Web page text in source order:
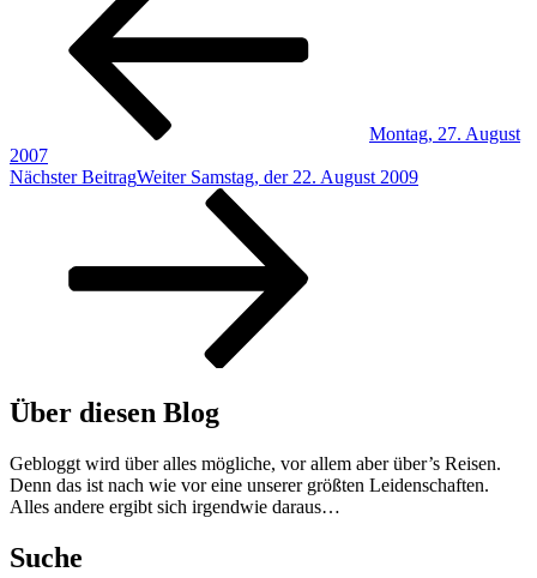
Montag, 27. August
2007
Nächster BeitragWeiter Samstag, der 22. August 2009
Über diesen Blog
Gebloggt wird über alles mögliche, vor allem aber über’s Reisen.
Denn das ist nach wie vor eine unserer größten Leidenschaften.
Alles andere ergibt sich irgendwie daraus…
Suche